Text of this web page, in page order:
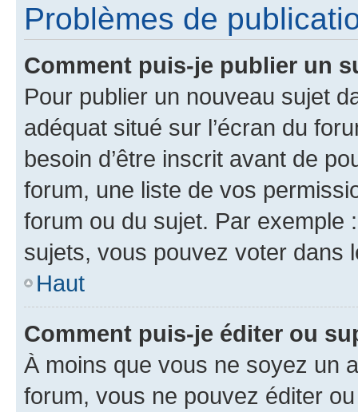
Problèmes de
Comment puis-je publier un
Pour publier un nouveau sujet
adéquat situé sur l’écran du
besoin d’être inscrit avant de
forum, une liste de vos
forum ou du sujet. Par exemple
sujets, vous pouvez voter dans
Haut
Comment puis-je éditer ou
À moins que vous ne soyez un
forum, vous ne pouvez éditer